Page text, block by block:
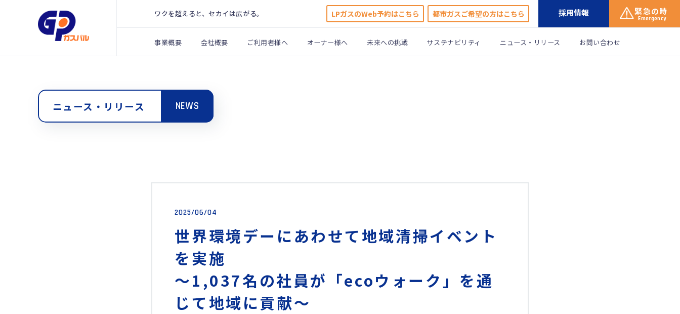
ワクを超えると、セカイは広がる。 LPガスのWeb予約はこちら 都市ガスご希望の方はこちら 採用情報 緊急の時
Emergency
事業概要 会社概要 ご利用者様へ オーナー様へ 未来への挑戦 サステナビリティ ニュース・リリース お問い合わせ
ニュース・リリース NEWS
2025/06/04
世界環境デーにあわせて地域清掃イベント
を実施
～1,037名の社員が「ecoウォーク」を通
じて地域に貢献～